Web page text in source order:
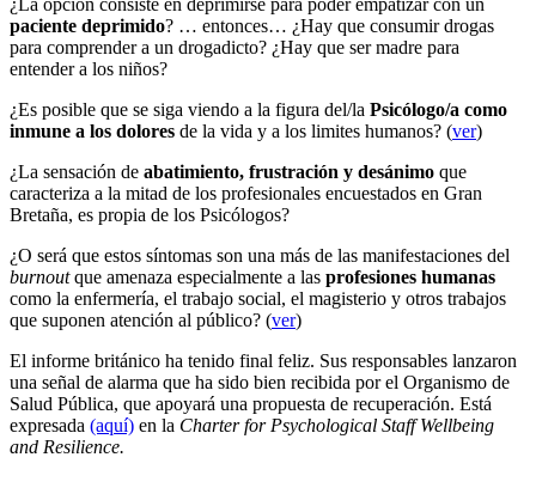
paciente deprimido? … entonces… ¿Hay que consumir drogas
para comprender a un drogadicto? ¿Hay que ser madre para
entender a los niños?
¿Es posible que se siga viendo a la figura del/la Psicólogo/a como
inmune a los dolores de la vida y a los limites humanos? (ver)
¿La sensación de abatimiento, frustración y desánimo que
caracteriza a la mitad de los profesionales encuestados en Gran
Bretaña, es propia de los Psicólogos?
¿O será que estos síntomas son una más de las manifestaciones del
burnoutque amenaza especialmente a las profesiones humanas
como la enfermería, el trabajo social, el magisterio y otros trabajos
que suponen atención al público? (ver)
El informe británico ha tenido final feliz. Sus responsables lanzaron
una señal de alarma que ha sido bien recibida por el Organismo de
Salud Pública, que apoyará una propuesta de recuperación. Está
expresada (aquí) en la Charter for Psychological Staff Wellbeing
and Resilience.